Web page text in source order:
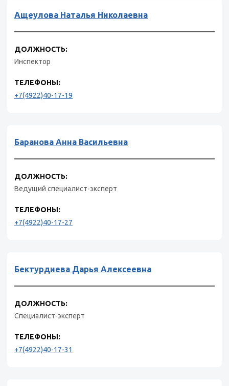
Ащеулова Наталья Николаевна
ДОЛЖНОСТЬ:
Инспектор
ТЕЛЕФОНЫ:
+7(4922)40-17-19
Баранова Анна Васильевна
ДОЛЖНОСТЬ:
Ведущий специалист-эксперт
ТЕЛЕФОНЫ:
+7(4922)40-17-27
Бектурдиева Дарья Алексеевна
ДОЛЖНОСТЬ:
Специалист-эксперт
ТЕЛЕФОНЫ:
+7(4922)40-17-31